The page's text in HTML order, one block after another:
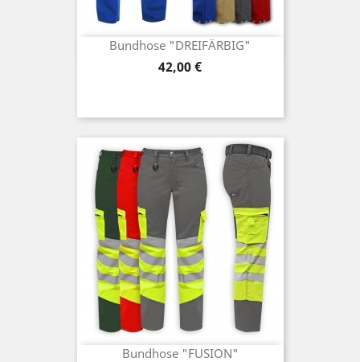
Bundhose "DREIFÄRBIG"
Preis
42,00 €
Bundhose "FUSION"